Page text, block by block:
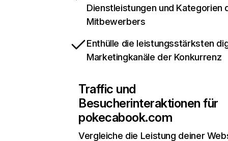
Dienstleistungen und Kategorien
Mitbewerbers
Enthülle die leistungsstärksten
Marketingkanäle der Konkurrenz
Traffic und
Besucherinteraktionen für
pokecabook.com
Vergleiche die Leistung deiner